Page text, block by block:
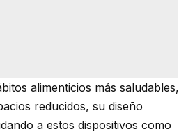
alimenticios más saludables,
reducidos, su diseño
a estos dispositivos como